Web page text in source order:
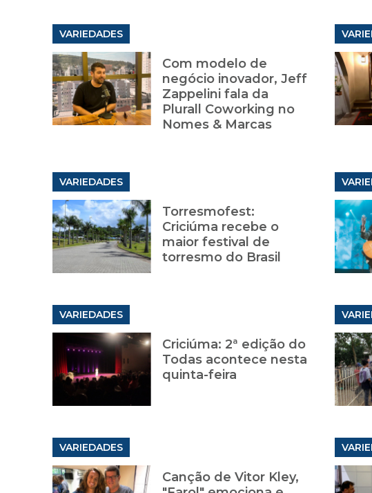
VARIEDADES
Com modelo de
negócio inovador, Jeff
Zappelini fala da
Plurall Coworking no
Nomes & Marcas
VARIEDADES
Torresmofest:
Criciúma recebe o
maior festival de
torresmo do Brasil
VARIEDADES
Criciúma: 2ª edição do
Todas acontece nesta
quinta-feira
VARIEDADES
Canção de Vitor Kley,